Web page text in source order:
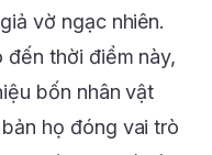
vờ ngạc nhiên.
thời điểm này,
bốn nhân vật
họ đóng vai trò